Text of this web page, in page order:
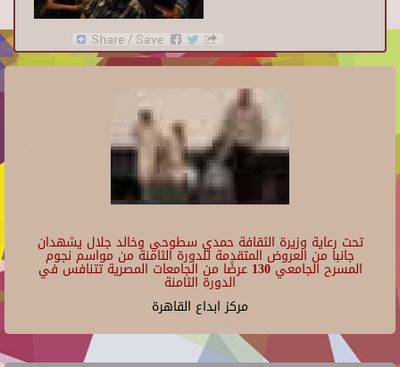
تحت رعاية وزيرة الثقافة حمدي سطوحي وخالد جلال يشهدان
جانبا من العروض المتقدمة للدورة الثامنة من مواسم نجوم
المسرح الجامعي 130 عرضًا من الجامعات المصرية تتنافس في
الدورة الثامنة
مركز ابداع القاهرة